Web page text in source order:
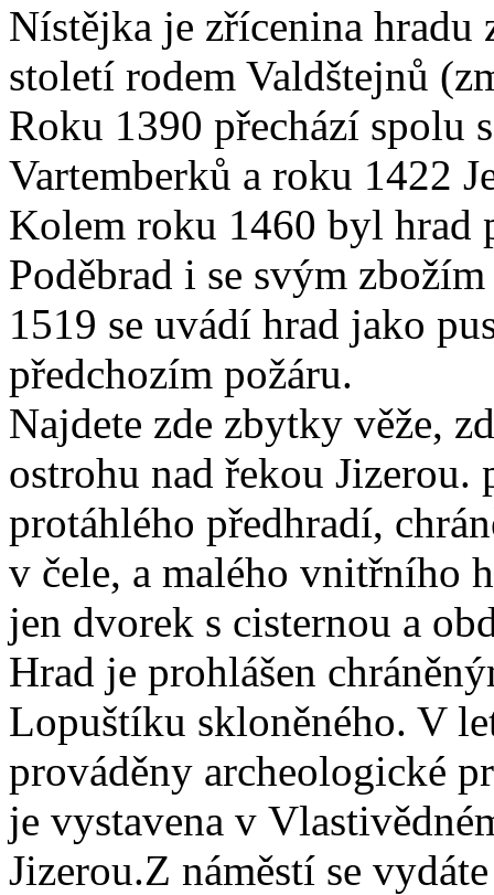
Nístějka je zřícenina
století rodem Valdštejnů
Roku 1390 přechází spolu
Vartemberků a roku 1422
Kolem roku 1460 byl hrad
Poděbrad i se svým
1519 se uvádí hrad jako
předchozím požáru.
Najdete zde zbytky věže,
ostrohu nad řekou Jizerou.
protáhlého předhradí,
v čele, a malého vnitřního
jen dvorek s cisternou a
Hrad je prohlášen
Lopuštíku skloněného. V
prováděny archeologické
je vystavena v
Jizerou.Z náměstí se